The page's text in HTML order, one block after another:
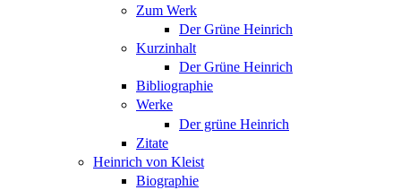
Zum Werk
Der Grüne Heinrich
Kurzinhalt
Der Grüne Heinrich
Bibliographie
Werke
Der grüne Heinrich
Zitate
Heinrich von Kleist
Biographie